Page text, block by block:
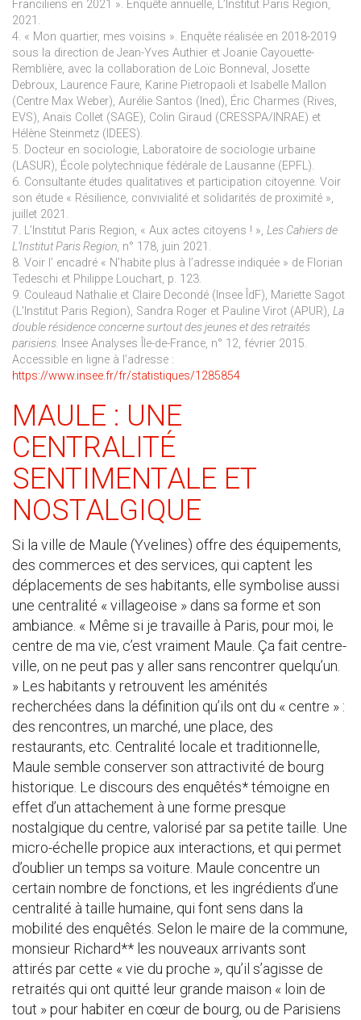
Franciliens en 2021 ». Enquête annuelle, L’Institut Paris Region,
2021.
4. « Mon quartier, mes voisins ». Enquête réalisée en 2018-2019
sous la direction de Jean-Yves Authier et Joanie Cayouette-
Remblière, avec la collaboration de Loïc Bonneval, Josette
Debroux, Laurence Faure, Karine Pietropaoli et Isabelle Mallon
(Centre Max Weber), Aurélie Santos (Ined), Éric Charmes (Rives,
EVS), Anaïs Collet (SAGE), Colin Giraud (CRESSPA/INRAE) et
Hélène Steinmetz (IDEES).
5. Docteur en sociologie, Laboratoire de sociologie urbaine
(LASUR), École polytechnique fédérale de Lausanne (EPFL).
6. Consultante études qualitatives et participation citoyenne. Voir
son étude « Résilience, convivialité et solidarités de proximité »,
juillet 2021.
7. L’Institut Paris Region, « Aux actes citoyens ! », Les Cahiers de
L’Institut Paris Region, n° 178, juin 2021.
8. Voir l’ encadré « N’habite plus à l’adresse indiquée » de Florian
Tedeschi et Philippe Louchart, p. 123.
9. Couleaud Nathalie et Claire Decondé (Insee ÎdF), Mariette Sagot
(L’Institut Paris Region), Sandra Roger et Pauline Virot (APUR), La
double résidence concerne surtout des jeunes et des retraités
parisiens. Insee Analyses Île-de-France, n° 12, février 2015.
Accessible en ligne à l’adresse :
https://www.insee.fr/fr/statistiques/1285854
MAULE : UNE
CENTRALITÉ
SENTIMENTALE ET
NOSTALGIQUE
Si la ville de Maule (Yvelines) offre des équipements,
des commerces et des services, qui captent les
déplacements de ses habitants, elle symbolise aussi
une centralité « villageoise » dans sa forme et son
ambiance. « Même si je travaille à Paris, pour moi, le
centre de ma vie, c’est vraiment Maule. Ça fait centre-
ville, on ne peut pas y aller sans rencontrer quelqu’un.
» Les habitants y retrouvent les aménités
recherchées dans la définition qu’ils ont du « centre » :
des rencontres, un marché, une place, des
restaurants, etc. Centralité locale et traditionnelle,
Maule semble conserver son attractivité de bourg
historique. Le discours des enquêtés* témoigne en
effet d’un attachement à une forme presque
nostalgique du centre, valorisé par sa petite taille. Une
micro-échelle propice aux interactions, et qui permet
d’oublier un temps sa voiture. Maule concentre un
certain nombre de fonctions, et les ingrédients d’une
centralité à taille humaine, qui font sens dans la
mobilité des enquêtés. Selon le maire de la commune,
monsieur Richard** les nouveaux arrivants sont
attirés par cette « vie du proche », qu’il s’agisse de
retraités qui ont quitté leur grande maison « loin de
tout » pour habiter en cœur de bourg, ou de Parisiens